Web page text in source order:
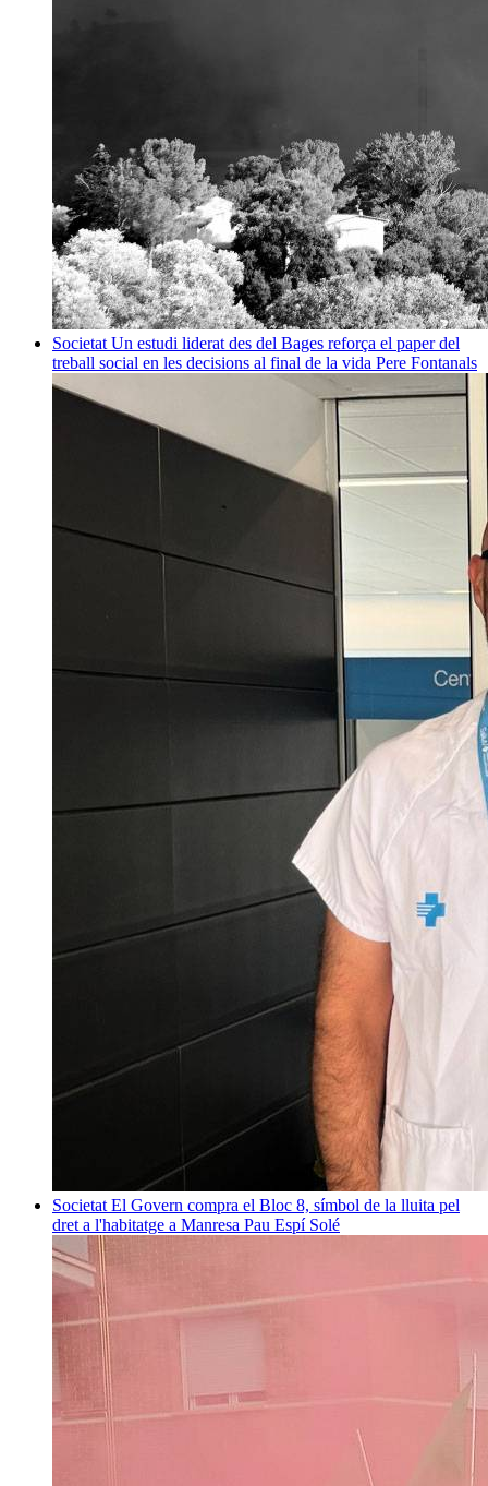
Societat Un estudi liderat des del Bages reforça el paper del
treball social en les decisions al final de la vida Pere Fontanals
Societat El Govern compra el Bloc 8, símbol de la lluita pel
dret a l'habitatge a Manresa Pau Espí Solé